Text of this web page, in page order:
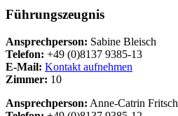
Führungszeugnis
Ansprechperson: Sabine Bleisch
Telefon: +49 (0)8137 9385-13
E-Mail: Kontakt aufnehmen
Zimmer: 10
Ansprechperson: Anne-Catrin Fritsch